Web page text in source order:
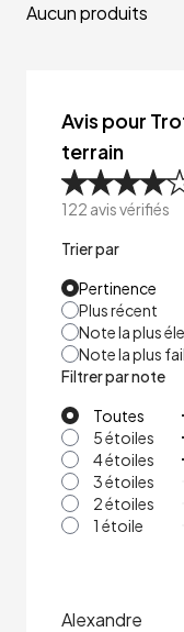
Aucun produits
Avis pour
terrain
122 avis vérifiés
Trier par
Pertinence
Plus récent
Note la plus
Note la plus
Filtrer par note
Toutes
5 étoiles
4 étoiles
3 étoiles
2 étoiles
1 étoile
Alexandre